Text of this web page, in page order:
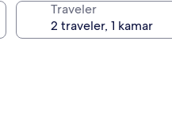
Traveler